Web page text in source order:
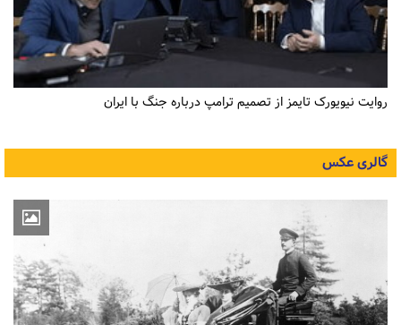
روایت نیویورک تایمز از تصمیم ترامپ درباره جنگ با ایران
گالری عکس